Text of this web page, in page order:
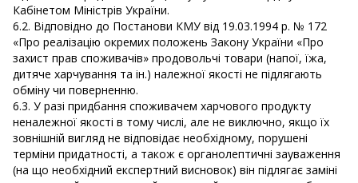
Кабінетом Міністрів України.
6.2. Відповідно до Постанови КМУ від 19.03.1994 р. № 172
«Про реалізацію окремих положень Закону України «Про
захист прав споживачів» продовольчі товари (напої, їжа,
дитяче харчування та ін.) належної якості не підлягають
обміну чи поверненню.
6.3. У разі придбання споживачем харчового продукту
неналежної якості в тому числі, але не виключно, якщо їх
зовнішній вигляд не відповідає необхідному, порушені
терміни придатності, а також є органолептичні зауваження
(на що необхідний експертний висновок) він підлягає заміні